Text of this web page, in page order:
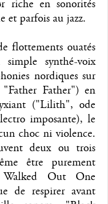
riche en sonorités
et parfois au jazz.
flottements ouatés
synthé-voix
nordiques sur
Father") en
("Lilith", ode
imposante), le
choc ni violence.
deux ou trois
être purement
Out One
de respirer avant